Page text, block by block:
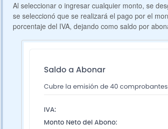
Al seleccionar o ingresar cualquier monto, se
se seleccionó que se realizará el pago por el
porcentaje del IVA, dejando como saldo por